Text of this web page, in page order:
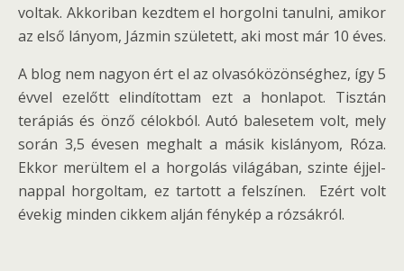
voltak. Akkoriban kezdtem el horgolni tanulni, amikor
az első lányom, Jázmin született, aki most már 10 éves.
A blog nem nagyon ért el az olvasóközönséghez, így 5
évvel ezelőtt elindítottam ezt a honlapot. Tisztán
terápiás és önző célokból. Autó balesetem volt, mely
során 3,5 évesen meghalt a másik kislányom, Róza.
Ekkor merültem el a horgolás világában, szinte éjjel-
nappal horgoltam, ez tartott a felszínen. Ezért volt
évekig minden cikkem alján fénykép a rózsákról.